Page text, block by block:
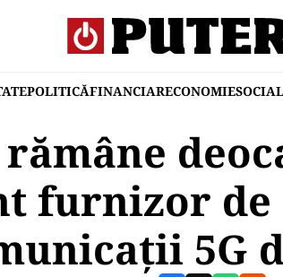
POLITICĂFINANCIARECONOMIESOCIAL
furnizor de
5G